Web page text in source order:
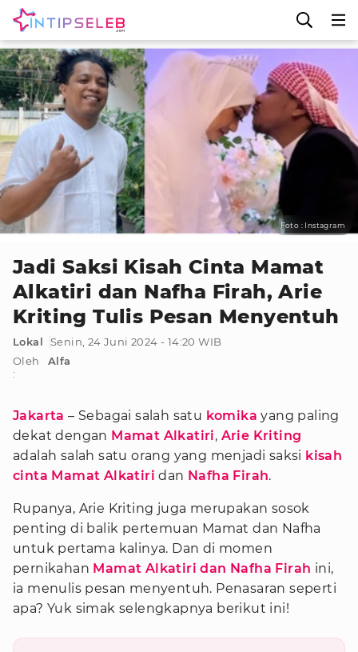
Foto : Instagram
Jadi Saksi Kisah Cinta Mamat
Alkatiri dan Nafha Firah, Arie
Kriting Tulis Pesan Menyentuh
Lokal
Senin, 24 Juni 2024 - 14:20 WIB
Oleh
:
Alfa
Jakarta – Sebagai salah satu komika yang paling
dekat dengan Mamat Alkatiri, Arie Kriting
adalah salah satu orang yang menjadi saksi kisah
cinta Mamat Alkatiri dan Nafha Firah.
Rupanya, Arie Kriting juga merupakan sosok
penting di balik pertemuan Mamat dan Nafha
untuk pertama kalinya. Dan di momen
pernikahan Mamat Alkatiri dan Nafha Firah ini,
ia menulis pesan menyentuh. Penasaran seperti
apa? Yuk simak selengkapnya berikut ini!